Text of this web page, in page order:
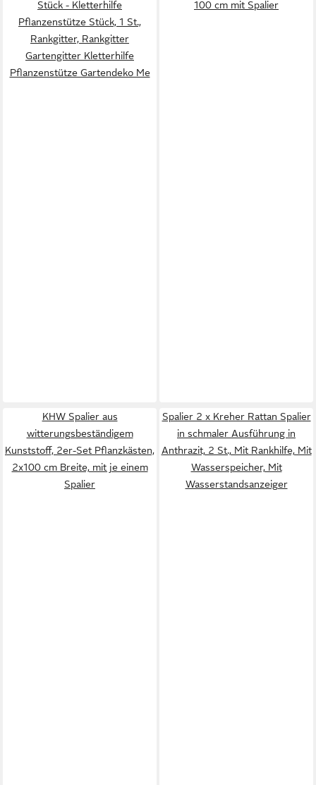
Stück - Kletterhilfe
Pflanzenstütze Stück, 1 St.,
Rankgitter, Rankgitter
Gartengitter Kletterhilfe
Pflanzenstütze Gartendeko Me
100 cm mit Spalier
KHW Spalier aus
witterungsbeständigem
Kunststoff, 2er-Set Pflanzkästen,
2x100 cm Breite, mit je einem
Spalier
Spalier 2 x Kreher Rattan Spalier
in schmaler Ausführung in
Anthrazit, 2 St., Mit Rankhilfe, Mit
Wasserspeicher, Mit
Wasserstandsanzeiger